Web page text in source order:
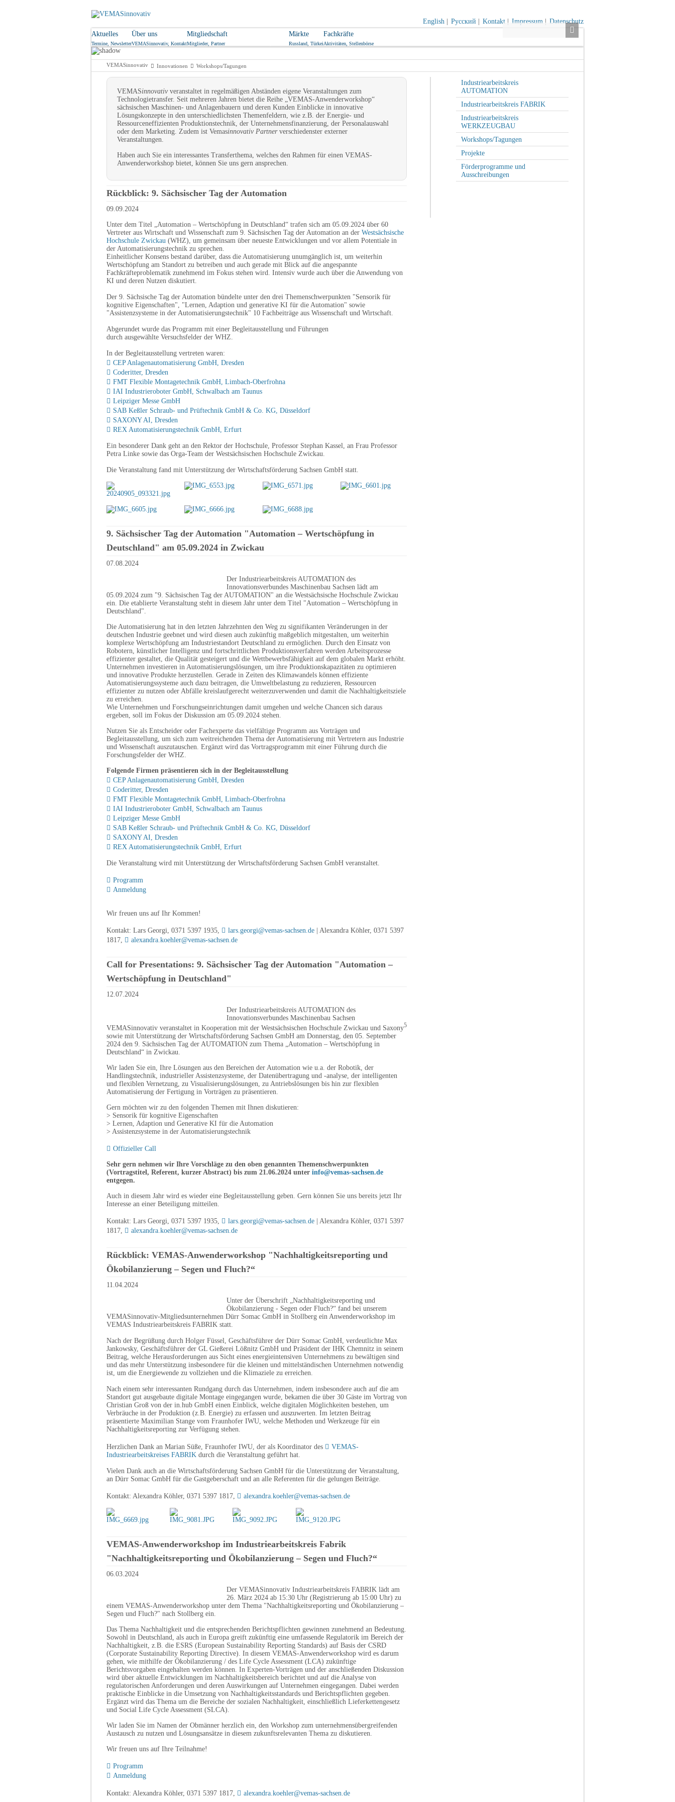
English Русский Kontakt | Impressum | Datenschutz
Aktuelles
Termine, Newsletter
Über uns
VEMASinnovativ, Kontakt
Mitgliedschaft
Mitglieder, Partner
Märkte
Russland, Türkei
Fachkräfte
Aktivitäten, Stellenbörse
VEMASinnovativ Innovationen Workshops/Tagungen
VEMASinnovativveranstaltet in regelmäßigen Abständen eigene Veranstaltungen zum
Technologietransfer. Seit mehreren Jahren bietet die Reihe „VEMAS-Anwenderworkshop“
sächsischen Maschinen- und Anlagenbauern und deren Kunden Einblicke in innovative
Lösungskonzepte in den unterschiedlichsten Themenfeldern, wie z.B. der Energie- und
Ressourceneffizienten Produktionstechnik, der Unternehmensfinanzierung, der Personalauswahl
oder dem Marketing. Zudem ist Vemasinnovativ Partner verschiedenster externer
Veranstaltungen.
Haben auch Sie ein interessantes Transferthema, welches den Rahmen für einen VEMAS-
Anwenderworkshop bietet, können Sie uns gern ansprechen.
Rückblick: 9. Sächsischer Tag der Automation
09.09.2024
Unter dem Titel „Automation – Wertschöpfung in Deutschland“ trafen sich am 05.09.2024 über 60
Vertreter aus Wirtschaft und Wissenschaft zum 9. Sächsischen Tag der Automation an der Westsächsische
Hochschule Zwickau (WHZ), um gemeinsam über neueste Entwicklungen und vor allem Potentiale in
der Automatisierungstechnik zu sprechen.
Einheitlicher Konsens bestand darüber, dass die Automatisierung unumgänglich ist, um weiterhin
Wertschöpfung am Standort zu betreiben und auch gerade mit Blick auf die angespannte
Fachkräfteproblematik zunehmend im Fokus stehen wird. Intensiv wurde auch über die Anwendung von
KI und deren Nutzen diskutiert.
Der 9. Sächsische Tag der Automation bündelte unter den drei Themenschwerpunkten "Sensorik für
kognitive Eigenschaften", "Lernen, Adaption und generative KI für die Automation" sowie
"Assistenzsysteme in der Automatisierungstechnik" 10 Fachbeiträge aus Wissenschaft und Wirtschaft.
Abgerundet wurde das Programm mit einer Begleitausstellung und Führungen
durch ausgewählte Versuchsfelder der WHZ.
In der Begleitausstellung vertreten waren:
CEP Anlagenautomatisierung GmbH, Dresden
Coderitter, Dresden
FMT Flexible Montagetechnik GmbH, Limbach-Oberfrohna
IAI Industrieroboter GmbH, Schwalbach am Taunus
Leipziger Messe GmbH
SAB Keßler Schraub- und Prüftechnik GmbH & Co. KG, Düsseldorf
SAXONY AI, Dresden
REX Automatisierungstechnik GmbH, Erfurt
Ein besonderer Dank geht an den Rektor der Hochschule, Professor Stephan Kassel, an Frau Professor
Petra Linke sowie das Orga-Team der Westsächsischen Hochschule Zwickau.
Die Veranstaltung fand mit Unterstützung der Wirtschaftsförderung Sachsen GmbH statt.
9. Sächsischer Tag der Automation "Automation – Wertschöpfung in
Deutschland" am 05.09.2024 in Zwickau
07.08.2024
Der Industriearbeitskreis AUTOMATION des
Innovationsverbundes Maschinenbau Sachsen lädt am
05.09.2024 zum "9. Sächsischen Tag der AUTOMATION" an die Westsächsische Hochschule Zwickau
ein. Die etablierte Veranstaltung steht in diesem Jahr unter dem Titel "Automation – Wertschöpfung in
Deutschland".
Die Automatisierung hat in den letzten Jahrzehnten den Weg zu signifikanten Veränderungen in der
deutschen Industrie geebnet und wird diesen auch zukünftig maßgeblich mitgestalten, um weiterhin
komplexe Wertschöpfung am Industriestandort Deutschland zu ermöglichen. Durch den Einsatz von
Robotern, künstlicher Intelligenz und fortschrittlichen Produktionsverfahren werden Arbeitsprozesse
effizienter gestaltet, die Qualität gesteigert und die Wettbewerbsfähigkeit auf dem globalen Markt erhöht.
Unternehmen investieren in Automatisierungslösungen, um ihre Produktionskapazitäten zu optimieren
und innovative Produkte herzustellen. Gerade in Zeiten des Klimawandels können effiziente
Automatisierungssysteme auch dazu beitragen, die Umweltbelastung zu reduzieren, Ressourcen
effizienter zu nutzen oder Abfälle kreislaufgerecht weiterzuverwenden und damit die Nachhaltigkeitsziele
zu erreichen.
Wie Unternehmen und Forschungseinrichtungen damit umgehen und welche Chancen sich daraus
ergeben, soll im Fokus der Diskussion am 05.09.2024 stehen.
Nutzen Sie als Entscheider oder Fachexperte das vielfältige Programm aus Vorträgen und
Begleitausstellung, um sich zum weitreichenden Thema der Automatisierung mit Vertretern aus Industrie
und Wissenschaft auszutauschen. Ergänzt wird das Vortragsprogramm mit einer Führung durch die
Forschungsfelder der WHZ.
Folgende Firmen präsentieren sich in der Begleitausstellung
CEP Anlagenautomatisierung GmbH, Dresden
Coderitter, Dresden
FMT Flexible Montagetechnik GmbH, Limbach-Oberfrohna
IAI Industrieroboter GmbH, Schwalbach am Taunus
Leipziger Messe GmbH
SAB Keßler Schraub- und Prüftechnik GmbH & Co. KG, Düsseldorf
SAXONY AI, Dresden
REX Automatisierungstechnik GmbH, Erfurt
Die Veranstaltung wird mit Unterstützung der Wirtschaftsförderung Sachsen GmbH veranstaltet.
Programm
Anmeldung
Wir freuen uns auf Ihr Kommen!
Kontakt: Lars Georgi, 0371 5397 1935, lars.georgi@vemas-sachsen.de | Alexandra Köhler, 0371 5397
1817,
alexandra.koehler@vemas-sachsen.de
Call for Presentations: 9. Sächsischer Tag der Automation "Automation –
Wertschöpfung in Deutschland"
12.07.2024
Der Industriearbeitskreis AUTOMATION des
Innovationsverbundes Maschinenbau Sachsen
VEMASinnovativ veranstaltet in Kooperation mit der Westsächsischen Hochschule Zwickau und Saxony5
sowie mit Unterstützung der Wirtschaftsförderung Sachsen GmbH am Donnerstag, den 05. September
2024 den 9. Sächsischen Tag der AUTOMATION zum Thema „Automation – Wertschöpfung in
Deutschland“ in Zwickau.
Wir laden Sie ein, Ihre Lösungen aus den Bereichen der Automation wie u.a. der Robotik, der
Handlingstechnik, industrieller Assistenzsysteme, der Datenübertragung und -analyse, der intelligenten
und flexiblen Vernetzung, zu Visualisierungslösungen, zu Antriebslösungen bis hin zur flexiblen
Automatisierung der Fertigung in Vorträgen zu präsentieren.
Gern möchten wir zu den folgenden Themen mit Ihnen diskutieren:
> Sensorik für kognitive Eigenschaften
> Lernen, Adaption und Generative KI für die Automation
> Assistenzsysteme in der Automatisierungstechnik
Offizieller Call
Sehr gern nehmen wir Ihre Vorschläge zu den oben genannten Themenschwerpunkten
(Vortragstitel, Referent, kurzer Abstract) bis zum 21.06.2024 unter info@vemas-sachsen.de
entgegen.
Auch in diesem Jahr wird es wieder eine Begleitausstellung geben. Gern können Sie uns bereits jetzt Ihr
Interesse an einer Beteiligung mitteilen.
Kontakt: Lars Georgi, 0371 5397 1935, lars.georgi@vemas-sachsen.de | Alexandra Köhler, 0371 5397
1817,
alexandra.koehler@vemas-sachsen.de
Rückblick: VEMAS-Anwenderworkshop "Nachhaltigkeitsreporting und
Ökobilanzierung – Segen und Fluch?“
11.04.2024
Unter der Überschrift „Nachhaltigkeitsreporting und
Ökobilanzierung - Segen oder Fluch?“ fand bei unserem
VEMASinnovativ-Mitgliedsunternehmen Dürr Somac GmbH in Stollberg ein Anwenderworkshop im
VEMAS Industriearbeitskreis FABRIK statt.
Nach der Begrüßung durch Holger Füssel, Geschäftsführer der Dürr Somac GmbH, verdeutlichte Max
Jankowsky, Geschäftsführer der GL Gießerei Lößnitz GmbH und Präsident der IHK Chemnitz in seinem
Beitrag, welche Herausforderungen aus Sicht eines energieintensiven Unternehmens zu bewältigen sind
und das mehr Unterstützung insbesondere für die kleinen und mittelständischen Unternehmen notwendig
ist, um die Energiewende zu vollziehen und die Klimaziele zu erreichen.
Nach einem sehr interessanten Rundgang durch das Unternehmen, indem insbesondere auch auf die am
Standort gut ausgebaute digitale Montage eingegangen wurde, bekamen die über 30 Gäste im Vortrag von
Christian Groß von der in.hub GmbH einen Einblick, welche digitalen Möglichkeiten bestehen, um
Verbräuche in der Produktion (z.B. Energie) zu erfassen und auszuwerten. Im letzten Beitrag
präsentierte Maximilian Stange vom Fraunhofer IWU, welche Methoden und Werkzeuge für ein
Nachhaltigkeitsreporting zur Verfügung stehen.
Herzlichen Dank an Marian Süße, Fraunhofer IWU, der als Koordinator des
VEMAS-
Industriearbeitskreises FABRIK durch die Veranstaltung geführt hat.
Vielen Dank auch an die Wirtschaftsförderung Sachsen GmbH für die Unterstützung der Veranstaltung,
an Dürr Somac GmbH für die Gastgeberschaft und an alle Referenten für die gelungen Beiträge.
Kontakt: Alexandra Köhler, 0371 5397 1817, alexandra.koehler@vemas-sachsen.de
VEMAS-Anwenderworkshop im Industriearbeitskreis Fabrik
"Nachhaltigkeitsreporting und Ökobilanzierung – Segen und Fluch?“
06.03.2024
Der VEMASinnovativ Industriearbeitskreis FABRIK lädt am
26. März 2024 ab 15:30 Uhr (Registrierung ab 15:00 Uhr) zu
einem VEMAS-Anwenderworkshop unter dem Thema "Nachhaltigkeitsreporting und Ökobilanzierung –
Segen und Fluch?" nach Stollberg ein.
Das Thema Nachhaltigkeit und die entsprechenden Berichtspflichten gewinnen zunehmend an Bedeutung.
Sowohl in Deutschland, als auch in Europa greift zukünftig eine umfassende Regulatorik im Bereich der
Nachhaltigkeit, z.B. die ESRS (European Sustainability Reporting Standards) auf Basis der CSRD
(Corporate Sustainability Reporting Directive). In diesem VEMAS-Anwenderworkshop wird es darum
gehen, wie mithilfe der Ökobilanzierung / des Life Cycle Assessment (LCA) zukünftige
Berichtsvorgaben eingehalten werden können. In Experten-Vorträgen und der anschließenden Diskussion
wird über aktuelle Entwicklungen im Nachhaltigkeitsbereich berichtet und auf die Analyse von
regulatorischen Anforderungen und deren Auswirkungen auf Unternehmen eingegangen. Dabei werden
praktische Einblicke in die Umsetzung von Nachhaltigkeitsstandards und Berichtspflichten gegeben.
Ergänzt wird das Thema um die Bereiche der sozialen Nachhaltigkeit, einschließlich Lieferkettengesetz
und Social Life Cycle Assessment (SLCA).
Wir laden Sie im Namen der Obmänner herzlich ein, den Workshop zum unternehmensübergreifenden
Austausch zu nutzen und Lösungsansätze in diesem zukunftsrelevanten Thema zu diskutieren.
Wir freuen uns auf Ihre Teilnahme!
Programm
Anmeldung
Kontakt: Alexandra Köhler, 0371 5397 1817, alexandra.koehler@vemas-sachsen.de
Industriearbeitskreis
AUTOMATION
Industriearbeitskreis FABRIK
Industriearbeitskreis
WERKZEUGBAU
Workshops/Tagungen
Projekte
Förderprogramme und
Ausschreibungen